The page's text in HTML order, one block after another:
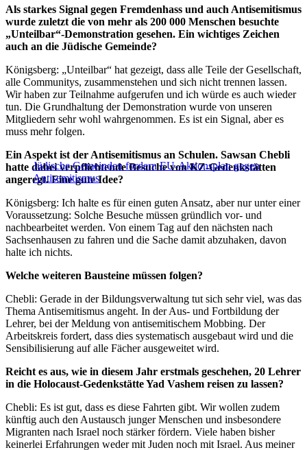
Als starkes Signal gegen Fremdenhass und auch Antisemitismus
wurde zuletzt die von mehr als 200 000 Menschen besuchte
„Unteilbar“-Demonstration gesehen. Ein wichtiges Zeichen
auch an die Jüdische Gemeinde?
Königsberg: „Unteilbar“ hat gezeigt, dass alle Teile der Gesellschaft,
alle Communitys, zusammenstehen und sich nicht trennen lassen.
Wir haben zur Teilnahme aufgerufen und ich würde es auch wieder
tun. Die Grundhaltung der Demonstration wurde von unseren
Mitgliedern sehr wohl wahrgenommen. Es ist ein Signal, aber es
muss mehr folgen.
Jüdische Gemeinden fordern EU-Aktionsplan gegen
Antisemitismus
Ein Aspekt ist der Antisemitismus an Schulen. Sawsan Chebli
hatte dabei verpflichtende Besuche von KZ-Gedenkstätten
angeregt. Eine gute Idee?
Königsberg: Ich halte es für einen guten Ansatz, aber nur unter einer
Voraussetzung: Solche Besuche müssen gründlich vor- und
nachbearbeitet werden. Von einem Tag auf den nächsten nach
Sachsenhausen zu fahren und die Sache damit abzuhaken, davon
halte ich nichts.
Welche weiteren Bausteine müssen folgen?
Chebli: Gerade in der Bildungsverwaltung tut sich sehr viel, was das
Thema Antisemitismus angeht. In der Aus- und Fortbildung der
Lehrer, bei der Meldung von antisemitischem Mobbing. Der
Arbeitskreis fordert, dass dies systematisch ausgebaut wird und die
Sensibilisierung auf alle Fächer ausgeweitet wird.
Reicht es aus, wie in diesem Jahr erstmals geschehen, 20 Lehrer
in die Holocaust-Gedenkstätte Yad Vashem reisen zu lassen?
Chebli: Es ist gut, dass es diese Fahrten gibt. Wir wollen zudem
künftig auch den Austausch junger Menschen und insbesondere
Migranten nach Israel noch stärker fördern. Viele haben bisher
keinerlei Erfahrungen weder mit Juden noch mit Israel. Aus meiner